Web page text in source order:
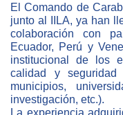
Convocatorias
Becas
Alta Formación
Para las
El Comando de
junto al IILA, ya han
colaboración con
Ecuador, Perú y
institucional de los
calidad y seguridad
municipios,
investigación, etc.).
La experiencia